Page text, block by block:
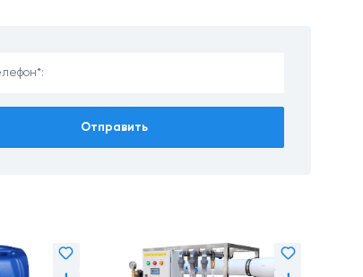
Отправить